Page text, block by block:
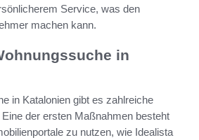
Service, was den
machen kann.
in
in Katalonien gibt es zahlreiche
der ersten Maßnahmen besteht
zu nutzen, wie Idealista